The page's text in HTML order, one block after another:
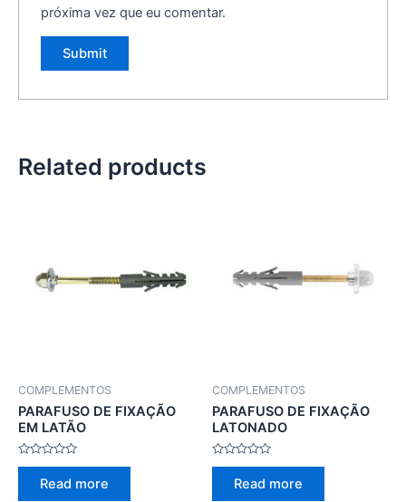
próxima vez que eu comentar.
Related products
COMPLEMENTOS
PARAFUSO DE FIXAÇÃO
EM LATÃO
Rated
Read more
COMPLEMENTOS
PARAFUSO DE FIXAÇÃO
LATONADO
Rated
Read more